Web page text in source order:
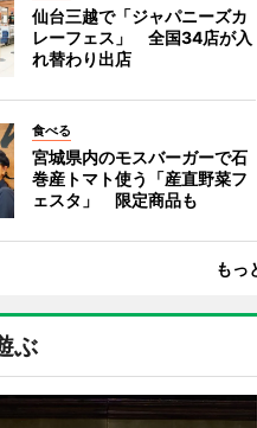
仙台三越で「ジャパニーズカ
レーフェス」 全国34店が入
れ替わり出店
食べる
宮城県内のモスバーガーで石
巻産トマト使う「産直野菜フ
ェスタ」 限定商品も
もっ
ぶ